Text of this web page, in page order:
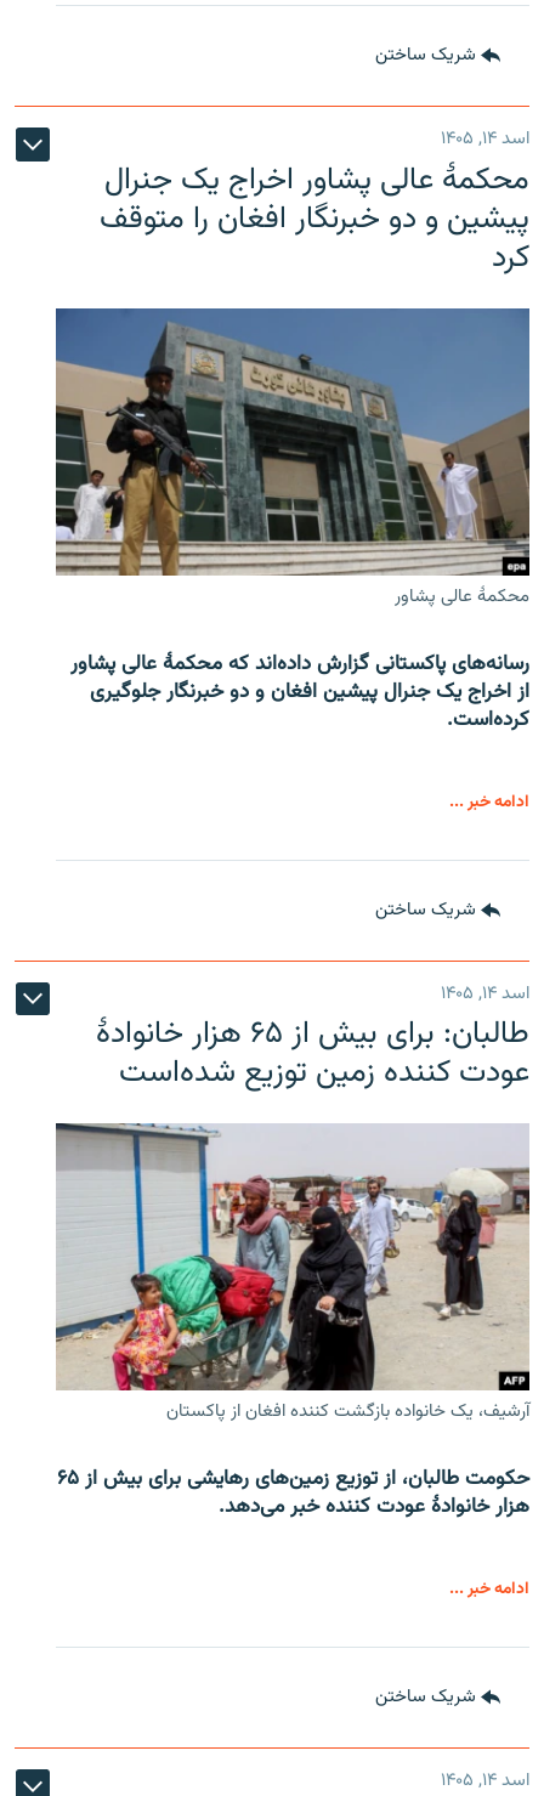
شریک ساختن
اسد ۱۴, ۱۴۰۵
محکمۀ عالی پشاور اخراج یک جنرال
پیشین و دو خبرنگار افغان را متوقف
کرد
محکمۀ عالی پشاور
رسانه‌های پاکستانی گزارش داده‌اند که محکمۀ عالی پشاور
از اخراج یک جنرال پیشین افغان و دو خبرنگار جلوگیری
کرده‌است.
ادامه خبر ...
شریک ساختن
اسد ۱۴, ۱۴۰۵
طالبان: برای بیش از ۶۵ هزار خانوادۀ
عودت کننده زمین توزیع شده‌است
آرشیف، یک خانواده بازگشت کننده افغان از پاکستان
حکومت طالبان، از توزیع زمین‌های رهایشی برای بیش از ۶۵
هزار خانوادۀ عودت کننده خبر می‌دهد.
ادامه خبر ...
شریک ساختن
اسد ۱۴, ۱۴۰۵